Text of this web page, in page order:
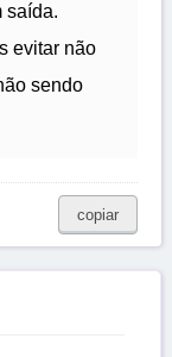
saída.
evitar não
sendo
copiar